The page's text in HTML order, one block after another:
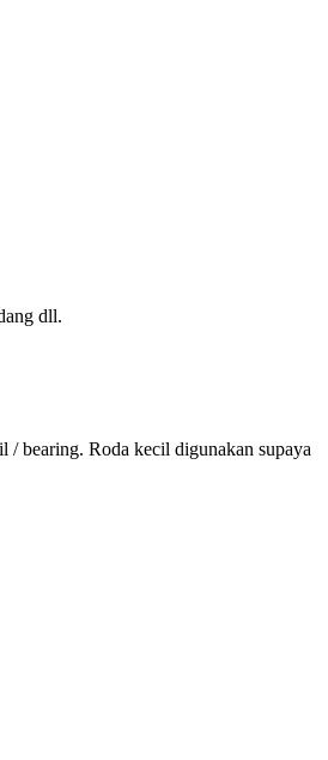
dll.
/ bearing. Roda kecil digunakan supaya